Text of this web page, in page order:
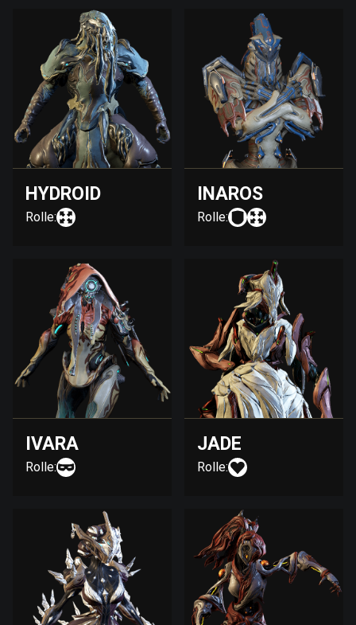
HYDROID
Rolle:
INAROS
Rolle:
IVARA
Rolle:
JADE
Rolle: